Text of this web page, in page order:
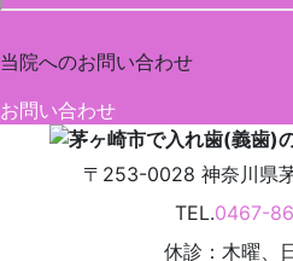
当院へのお問い合わせ
お問い合わせ
〒253-0028 神奈川県
TEL.0467-
休診：木曜、